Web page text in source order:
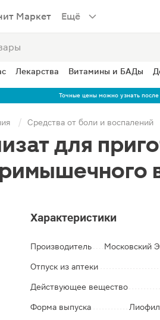
Маркет Ещё
Лекарства Витамины и БАДы
Точные цены можно узнать
Средства от боли и воспалений
для
Характеристики
Производитель Московский
Отпуск из аптеки
Действующее вещество
Форма выпуска